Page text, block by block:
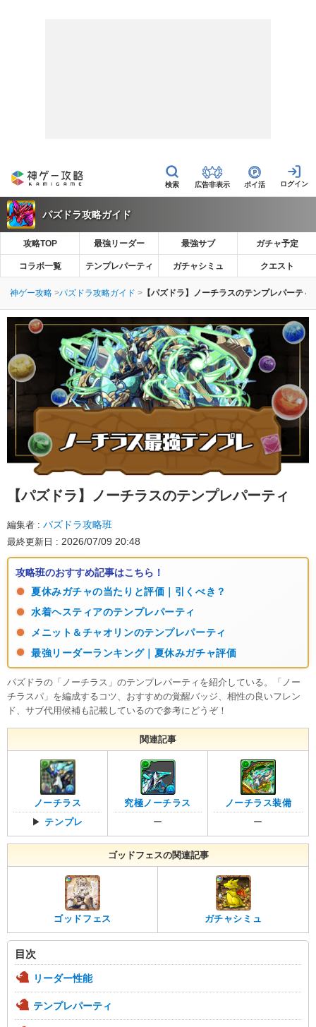
広告非表示 ポイ活
パズドラ攻略ガイド
攻略TOP 最強リーダー 最強サブ ガチャ予定
コラボ一覧 テンプレパーティ ガチャシミュ クエスト
神ゲー攻略 パズドラ攻略ガイド 【パズドラ】ノーチラスのテンプレパーティ
【パズドラ】 ノーチラスのテンプレパーティ
編集者 パズドラ攻略班
最終更新日 2026/07/09 20:48
攻略班のおすすめ記事はこちら！
夏休みガチャの当たりと評価｜引くべき？
水着ヘスティアのテンプレパーティ
メニット＆チャオリンのテンプレパーティ
最強リーダーランキング｜夏休みガチャ評価
パズドラの「ノーチラス」のテンプレパーティを紹介している。「ノー
チラスパ」を編成するコツ、おすすめの覚醒バッジ、相性の良いフレン
ド、サブ代用候補も記載しているので参考にどうぞ！
関連記事
ノーチラス
▶テンプレ
究極ノーチラス
ー
ノーチラス装備
ー
ゴッドフェスの関連記事
ゴッドフェス ガチャシミュ
目次
リーダー性能
テンプレパーティ